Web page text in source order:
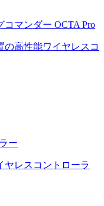
マンダー OCTA Pro
の高性能ワイヤレスコ
ー
ヤレスコントローラ